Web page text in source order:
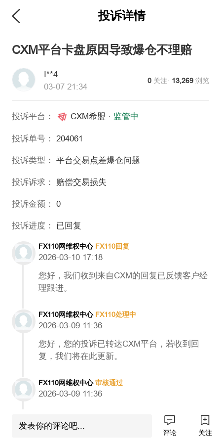
投诉详情
CXM平台卡盘原因导致爆仓不理赔
I**4
03-07 21:34
0 关注· 13,269 浏览
投诉平台： CXM希盟 · 监管中
投诉单号： 204061
投诉类型： 平台交易点差爆仓问题
投诉诉求： 赔偿交易损失
投诉金额： 0
投诉进度： 已回复
FX110网维权中心 FX110回复
2026-03-10 17:18
您好，我们收到来自CXM的回复已反馈客户经
理跟进。
FX110网维权中心 FX110处理中
2026-03-09 11:36
您好，您的投诉已转达CXM平台，若收到回
复，我们将在此更新。
FX110网维权中心审核通过
2026-03-09 11:36
发表你的评论吧...
评论 关注